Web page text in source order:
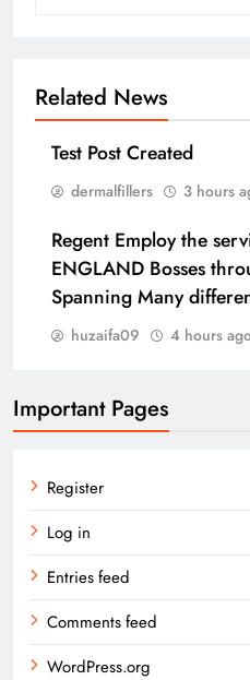
Related News
Test Post Created
dermalfillers 3 hours
Regent Employ the
ENGLAND Bosses
Spanning Many
huzaifa09 4 hours
Important Pages
Register
Log in
Entries feed
Comments feed
WordPress.org